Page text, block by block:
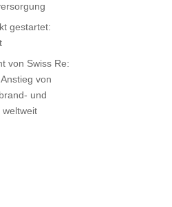
gestartet:
von Swiss Re:
von
und
weltweit